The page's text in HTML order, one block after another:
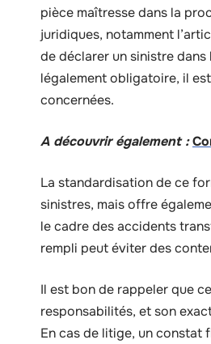
pièce maîtresse dans la
juridiques, notamment
de déclarer un sinistre
légalement obligatoire, il
concernées.
A découvrir également :
La standardisation de ce
sinistres, mais offre
le cadre des accidents
rempli peut éviter des
Il est bon de rappeler que
responsabilités, et son
En cas de litige, un constat